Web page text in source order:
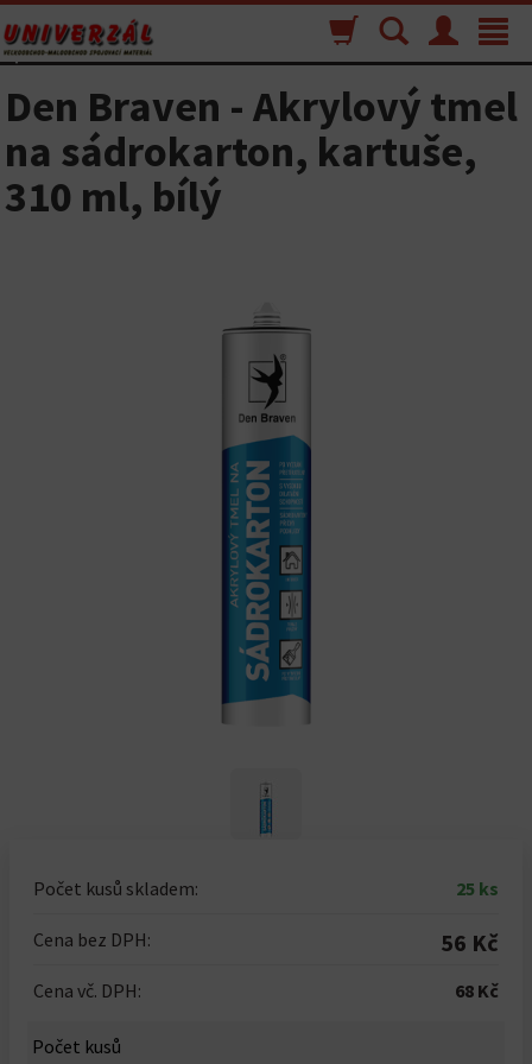
Toggle
Menu
Vyhľadávanie
Nákupný
košík
Den Braven - Akrylový tmel
na sádrokarton, kartuše,
310 ml, bílý
Počet kusů skladem: 25 ks
Cena bez DPH: 56 Kč
Cena vč. DPH: 68 Kč
Počet kusů